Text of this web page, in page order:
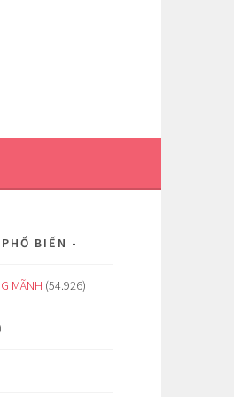
BIẾN
MÃNH (54.926)